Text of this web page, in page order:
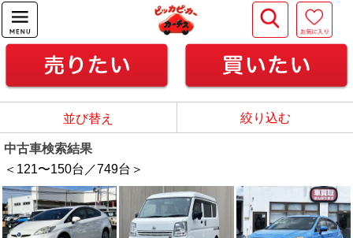
並び替え 絞り込む
中古車検索結果
＜121〜150台／749台＞